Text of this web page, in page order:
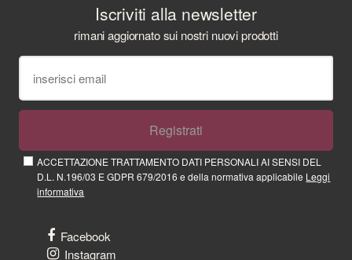
Iscriviti alla newsletter
rimani aggiornato sui nostri nuovi prodotti
Registrati
ACCETTAZIONE TRATTAMENTO DATI PERSONALI AI SENSI DEL
D.L. N.196/03 E GDPR 679/2016 e della normativa applicabile Leggi
informativa
Facebook
Instagram